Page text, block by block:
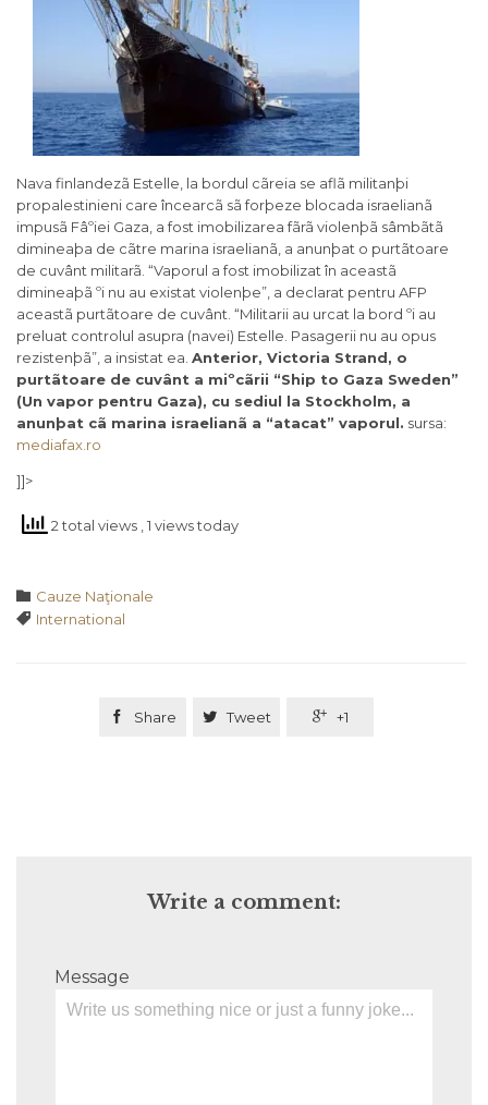
Nava finlandezã Estelle, la bordul cãreia se aflã militanþi
propalestinieni care încearcã sã forþeze blocada israelianã
impusã Fâºiei Gaza, a fost imobilizarea fãrã violenþã sâmbãtã
dimineaþa de cãtre marina israelianã, a anunþat o purtãtoare
de cuvânt militarã. “Vaporul a fost imobilizat în aceastã
dimineaþã ºi nu au existat violenþe”, a declarat pentru AFP
aceastã purtãtoare de cuvânt. “Militarii au urcat la bord ºi au
preluat controlul asupra (navei) Estelle. Pasagerii nu au opus
rezistenþã”, a insistat ea. Anterior, Victoria Strand, o
purtãtoare de cuvânt a miºcãrii “Ship to Gaza Sweden”
(Un vapor pentru Gaza), cu sediul la Stockholm, a
anunþat cã marina israelianã a “atacat” vaporul. sursa:
mediafax.ro
]]>
2 total views , 1 views today
 Category
Cauze Naţionale
 Tags
International
 Share  Tweet  +1
Write a comment:
Message